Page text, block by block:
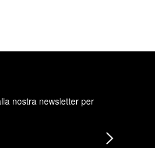
nostra newsletter per